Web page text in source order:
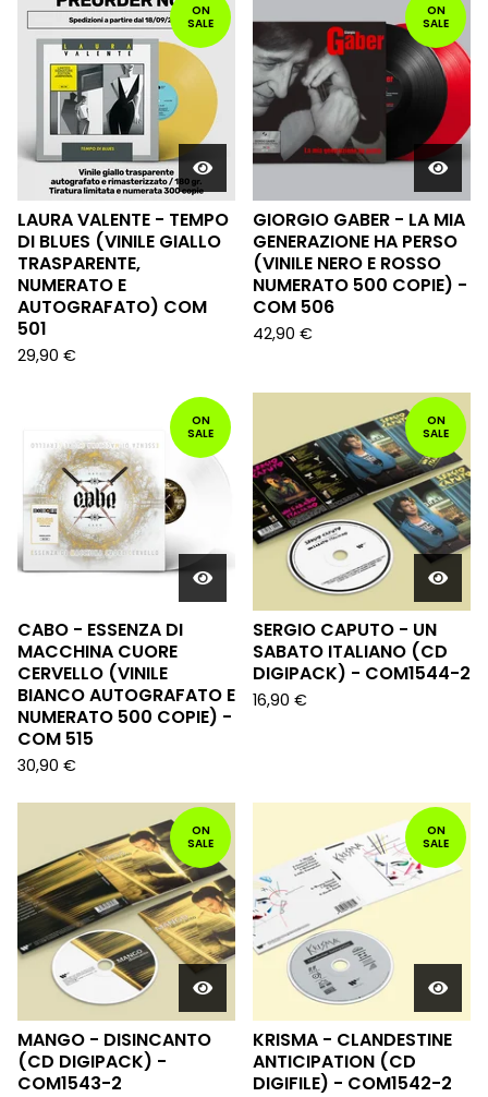
ON
SALE
LAURA VALENTE - TEMPO
DI BLUES (VINILE GIALLO
TRASPARENTE,
NUMERATO E
AUTOGRAFATO) COM
501
29,90 €
ON
SALE
GIORGIO GABER - LA MIA
GENERAZIONE HA PERSO
(VINILE NERO E ROSSO
NUMERATO 500 COPIE) -
COM 506
42,90 €
ON
SALE
CABO - ESSENZA DI
MACCHINA CUORE
CERVELLO (VINILE
BIANCO AUTOGRAFATO E
NUMERATO 500 COPIE) -
COM 515
30,90 €
ON
SALE
SERGIO CAPUTO - UN
SABATO ITALIANO (CD
DIGIPACK) - COM1544-2
16,90 €
ON
SALE
MANGO - DISINCANTO
(CD DIGIPACK) -
COM1543-2
ON
SALE
KRISMA - CLANDESTINE
ANTICIPATION (CD
DIGIFILE) - COM1542-2